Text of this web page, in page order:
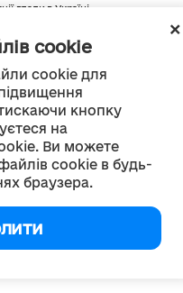
cookie
cookie для
кнопку
на
Ви можете
cookie в будь-
браузера.
влади в Україні.
за ліцензією
International license,
інше